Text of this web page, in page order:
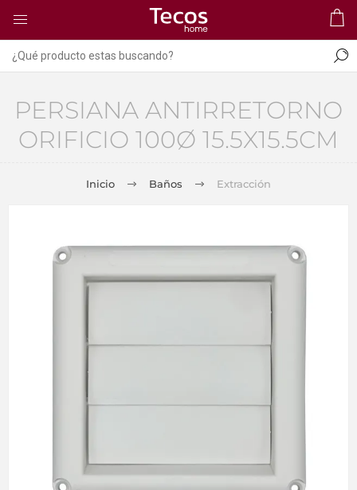
PERSIANA ANTIRRETORNO
ORIFICIO 100Ø 15.5X15.5CM
Inicio Baños Extracción